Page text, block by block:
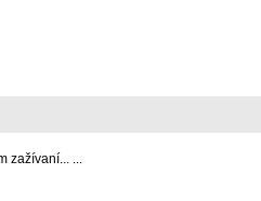
zažívaní... ...